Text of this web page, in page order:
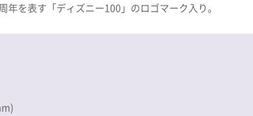
を表す「ディズニー100」のロゴマーク入り。